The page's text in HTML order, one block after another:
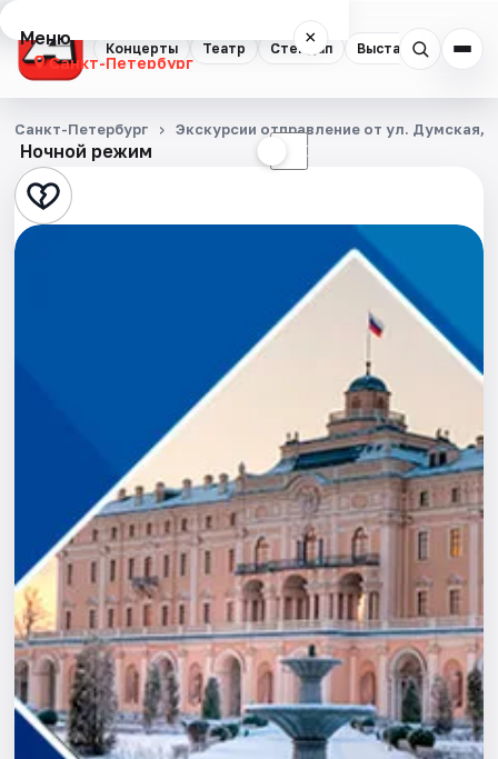
Концерты Театр Стендап Выставки
Меню ×
Санкт-Петербург
Концерты
Театр
Стендап
Города
Площадки
Артисты
Рейтинги
Ночной режим ☾
Санкт-Петербург Экскурсии отправление от ул. Думская,